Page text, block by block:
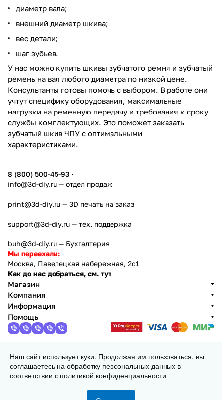
диаметр вала;
внешний диаметр шкива;
вес детали;
шаг зубьев.
У нас можно купить шкивы зубчатого ремня и зубчатый
ремень на вал любого диаметра по низкой цене.
Консультанты готовы помочь с выбором. В работе они
учтут специфику оборудования, максимальные
нагрузки на ременную передачу и требования к сроку
службы комплектующих. Это поможет заказать
зубчатый шкив ЧПУ с оптимальными
характеристиками.
8 (800) 500-45-93
info@3d-diy.ru — отдел продаж
print@3d-diy.ru — 3D печать на заказ
support@3d-diy.ru — тех. поддержка
buh@3d-diy.ru — Бухгалтерия
Мы переехали:
Москва, Павелецкая набережная, 2с1
Как до нас добраться, см. тут
Магазин
Компания
Информация
Помощь
2013 - 2026 © 3DiY (Тридиай) - интернет-магазин
комплектующих для 3D принтеров, ЧПУ станков и
робототехники
Наш сайт использует куки. Продолжая им пользоваться, вы
соглашаетесь на обработку персональных данных в
соответствии с политикой конфиденциальности.